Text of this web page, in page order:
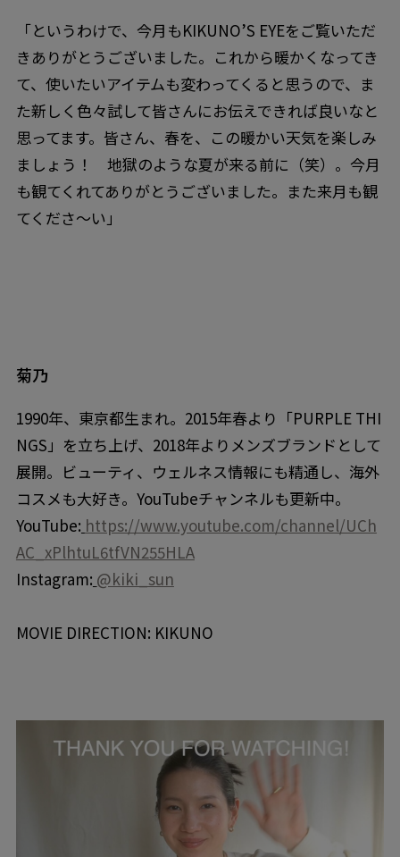
「というわけで、今月もKIKUNO’S EYEをご覧いただ
きありがとうございました。これから暖かくなってき
て、使いたいアイテムも変わってくると思うので、ま
た新しく色々試して皆さんにお伝えできれば良いなと
思ってます。皆さん、春を、この暖かい天気を楽しみ
ましょう！ 地獄のような夏が来る前に（笑）。今月
も観てくれてありがとうございました。また来月も観
てくださ〜い」
菊乃
1990年、東京都生まれ。2015年春より「PURPLE THI
NGS」を立ち上げ、2018年よりメンズブランドとして
展開。ビューティ、ウェルネス情報にも精通し、海外
コスメも大好き。YouTubeチャンネルも更新中。
YouTube: https://www.youtube.com/channel/UCh
AC_xPlhtuL6tfVN255HLA
Instagram: @kiki_sun
MOVIE DIRECTION: KIKUNO